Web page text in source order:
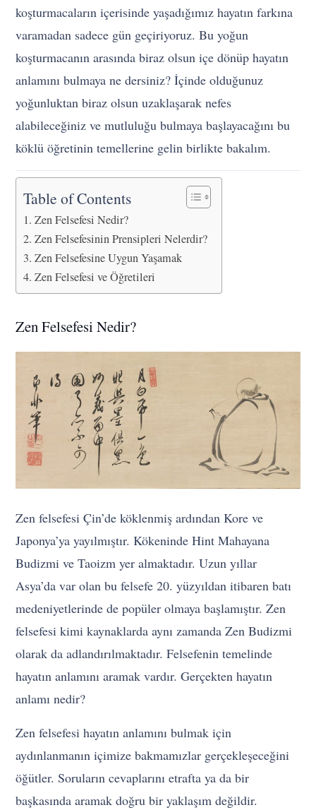
koşturmacaların içerisinde yaşadığımız hayatın farkına
varamadan sadece gün geçiriyoruz. Bu yoğun
koşturmacanın arasında biraz olsun içe dönüp hayatın
anlamını bulmaya ne dersiniz? İçinde olduğunuz
yoğunluktan biraz olsun uzaklaşarak nefes
alabileceğiniz ve mutluluğu bulmaya başlayacağını bu
köklü öğretinin temellerine gelin birlikte bakalım.
Table of Contents
Zen Felsefesi Nedir?
Zen Felsefesinin Prensipleri Nelerdir?
Zen Felsefesine Uygun Yaşamak
Zen Felsefesi ve Öğretileri
Zen Felsefesi Nedir?
Zen felsefesi Çin’de köklenmiş ardından Kore ve
Japonya’ya yayılmıştır. Kökeninde Hint Mahayana
Budizmi ve Taoizm yer almaktadır. Uzun yıllar
Asya’da var olan bu felsefe 20. yüzyıldan itibaren batı
medeniyetlerinde de popüler olmaya başlamıştır. Zen
felsefesi kimi kaynaklarda aynı zamanda Zen Budizmi
olarak da adlandırılmaktadır. Felsefenin temelinde
hayatın anlamını aramak vardır. Gerçekten hayatın
anlamı nedir?
Zen felsefesi hayatın anlamını bulmak için
aydınlanmanın içimize bakmamızlar gerçekleşeceğini
öğütler. Soruların cevaplarını etrafta ya da bir
başkasında aramak doğru bir yaklaşım değildir.